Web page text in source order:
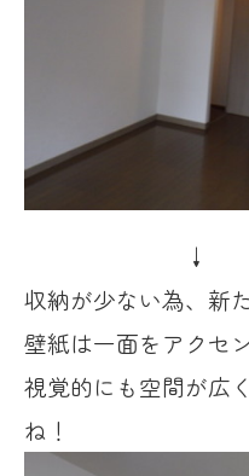
↓
収納が少ない為、新
壁紙は一面をアクセ
視覚的にも空間が広
ね！